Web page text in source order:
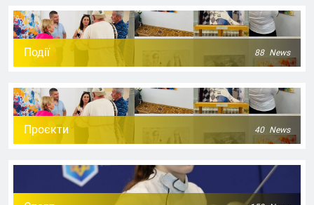
Події 88 News
Проєкти 40 News